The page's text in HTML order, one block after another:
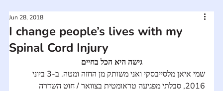
I change people’s lives with my
Spinal Cord Injury
Jun 28, 2018
גישה היא הכל בחיים
שמי איאן מלסייבסקי ואני משותק מן החזה ומטה. ב-3 ביוני
2016, סבלתי מפגיעה טראומטית בצוואר / חוט השדרה